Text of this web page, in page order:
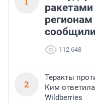
112 648
2
Теракты
Ким
Wildberries